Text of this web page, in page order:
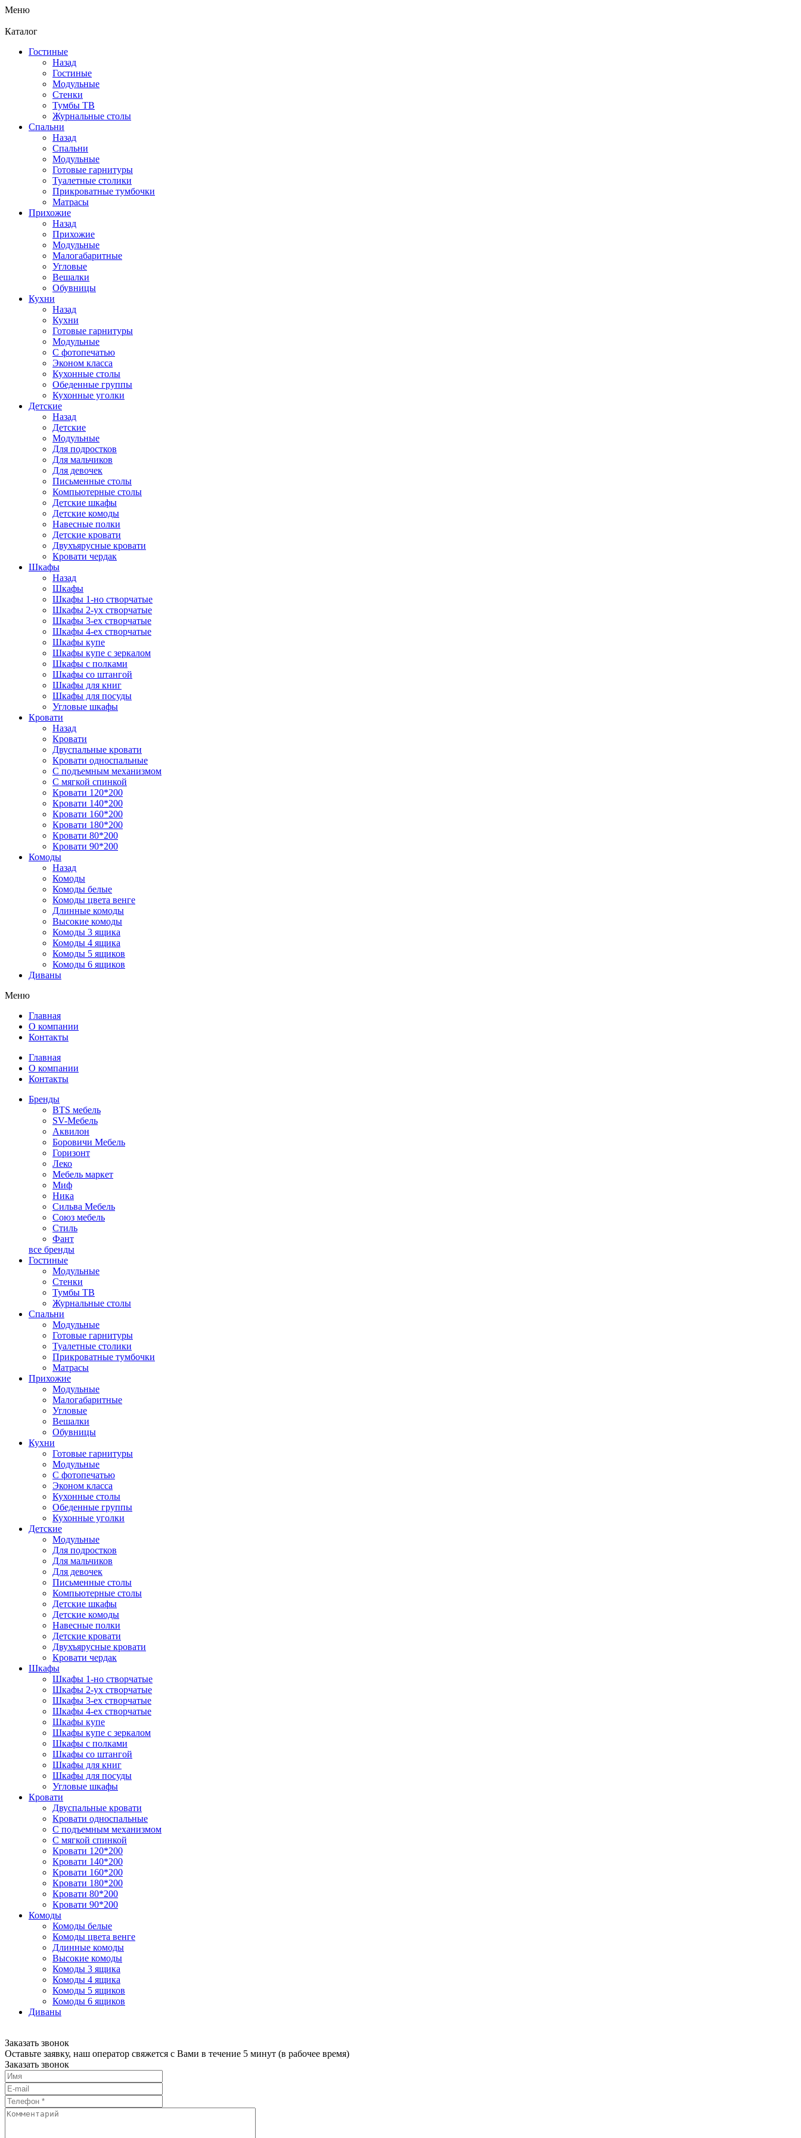
Меню
Каталог
Гостиные
Назад
Гостиные
Модульные
Стенки
Тумбы ТВ
Журнальные столы
Спальни
Назад
Спальни
Модульные
Готовые гарнитуры
Туалетные столики
Прикроватные тумбочки
Матрасы
Прихожие
Назад
Прихожие
Модульные
Малогабаритные
Угловые
Вешалки
Обувницы
Кухни
Назад
Кухни
Готовые гарнитуры
Модульные
С фотопечатью
Эконом класса
Кухонные столы
Обеденные группы
Кухонные уголки
Детские
Назад
Детские
Модульные
Для подростков
Для мальчиков
Для девочек
Письменные столы
Компьютерные столы
Детские шкафы
Детские комоды
Навесные полки
Детские кровати
Двухъярусные кровати
Кровати чердак
Шкафы
Назад
Шкафы
Шкафы 1-но створчатые
Шкафы 2-ух створчатые
Шкафы 3-ех створчатые
Шкафы 4-ех створчатые
Шкафы купе
Шкафы купе с зеркалом
Шкафы с полками
Шкафы со штангой
Шкафы для книг
Шкафы для посуды
Угловые шкафы
Кровати
Назад
Кровати
Двуспальные кровати
Кровати односпальные
С подъемным механизмом
С мягкой спинкой
Кровати 120*200
Кровати 140*200
Кровати 160*200
Кровати 180*200
Кровати 80*200
Кровати 90*200
Комоды
Назад
Комоды
Комоды белые
Комоды цвета венге
Длинные комоды
Высокие комоды
Комоды 3 ящика
Комоды 4 ящика
Комоды 5 ящиков
Комоды 6 ящиков
Диваны
Меню
Главная
О компании
Контакты
Главная
О компании
Контакты
Бренды
BTS мебель
SV-Мебель
Аквилон
Боровичи Мебель
Горизонт
Леко
Мебель маркет
Миф
Ника
Сильва Мебель
Союз мебель
Стиль
Фант
все бренды
Гостиные
Модульные
Стенки
Тумбы ТВ
Журнальные столы
Спальни
Модульные
Готовые гарнитуры
Туалетные столики
Прикроватные тумбочки
Матрасы
Прихожие
Модульные
Малогабаритные
Угловые
Вешалки
Обувницы
Кухни
Готовые гарнитуры
Модульные
С фотопечатью
Эконом класса
Кухонные столы
Обеденные группы
Кухонные уголки
Детские
Модульные
Для подростков
Для мальчиков
Для девочек
Письменные столы
Компьютерные столы
Детские шкафы
Детские комоды
Навесные полки
Детские кровати
Двухъярусные кровати
Кровати чердак
Шкафы
Шкафы 1-но створчатые
Шкафы 2-ух створчатые
Шкафы 3-ех створчатые
Шкафы 4-ех створчатые
Шкафы купе
Шкафы купе с зеркалом
Шкафы с полками
Шкафы со штангой
Шкафы для книг
Шкафы для посуды
Угловые шкафы
Кровати
Двуспальные кровати
Кровати односпальные
С подъемным механизмом
С мягкой спинкой
Кровати 120*200
Кровати 140*200
Кровати 160*200
Кровати 180*200
Кровати 80*200
Кровати 90*200
Комоды
Комоды белые
Комоды цвета венге
Длинные комоды
Высокие комоды
Комоды 3 ящика
Комоды 4 ящика
Комоды 5 ящиков
Комоды 6 ящиков
Диваны
Заказать звонок
Оставьте заявку, наш оператор свяжется с Вами в течение 5 минут (в рабочее время)
Заказать звонок